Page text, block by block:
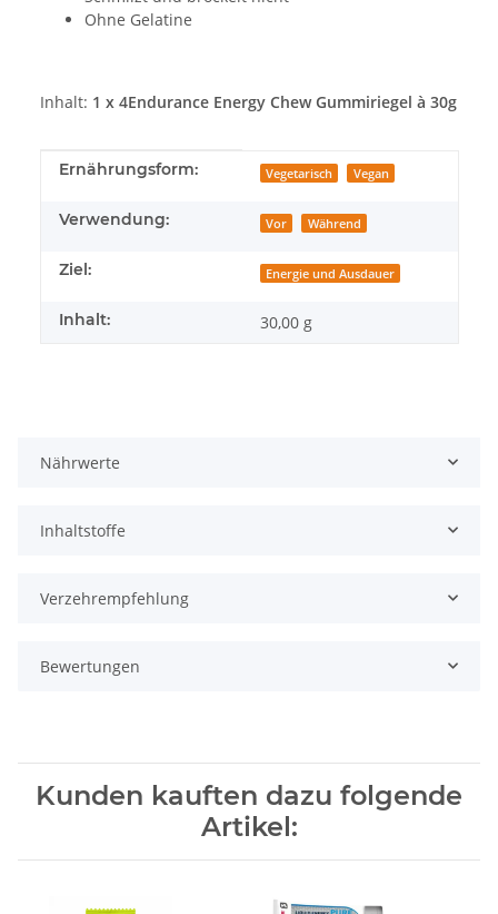
Ohne Gelatine
Inhalt: 1 x 4Endurance Energy Chew Gummiriegel à 30g
Produkteigenschaft
Wert
Ernährungsform: Vegetarisch Vegan
Verwendung: Vor Während
Ziel: Energie und Ausdauer
Inhalt: 30,00 g
Nährwerte
Inhaltstoffe
Verzehrempfehlung
Bewertungen
Kunden kauften dazu folgende
Artikel: